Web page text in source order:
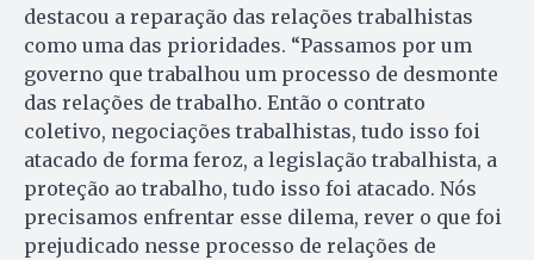
destacou a reparação das relações trabalhistas
como uma das prioridades. “Passamos por um
governo que trabalhou um processo de desmonte
das relações de trabalho. Então o contrato
coletivo, negociações trabalhistas, tudo isso foi
atacado de forma feroz, a legislação trabalhista, a
proteção ao trabalho, tudo isso foi atacado. Nós
precisamos enfrentar esse dilema, rever o que foi
prejudicado nesse processo de relações de